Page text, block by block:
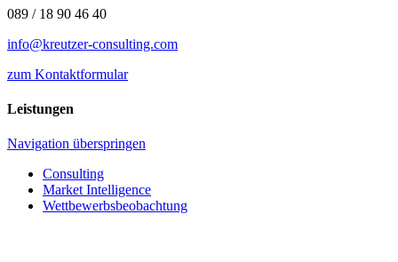
089 / 18 90 46 40
info@kreutzer-consulting.com
zum Kontaktformular
Leistungen
Navigation überspringen
Consulting
Market Intelligence
Wettbewerbs­beobachtung